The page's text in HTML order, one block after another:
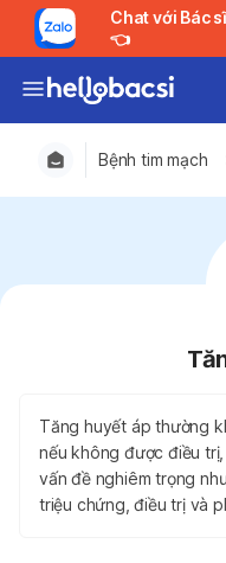
Chat với Bác sĩ ngay 👉 Nhận tư
👈
Bệnh tim mạch
Tăng huyết áp thường
nếu không được điều
vấn đề nghiêm trọng
triệu chứng, điều trị và